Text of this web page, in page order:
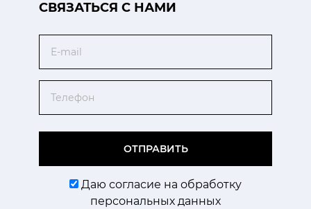
CВЯЗАТЬСЯ С НАМИ
ОТПРАВИТЬ
Даю согласие на обработку
персональных данных